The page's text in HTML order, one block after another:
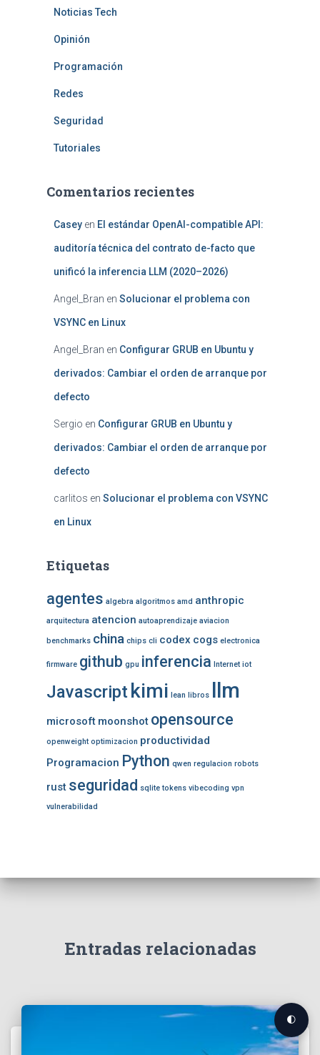
Noticias Tech
Opinión
Programación
Redes
Seguridad
Tutoriales
Comentarios recientes
Casey en El estándar OpenAI-compatible API:
auditoría técnica del contrato de-facto que
unificó la inferencia LLM (2020–2026)
Angel_Bran en Solucionar el problema con
VSYNC en Linux
Angel_Bran en Configurar GRUB en Ubuntu y
derivados: Cambiar el orden de arranque por
defecto
Sergio en Configurar GRUB en Ubuntu y
derivados: Cambiar el orden de arranque por
defecto
carlitos en Solucionar el problema con VSYNC
en Linux
Etiquetas
agentes algebra algoritmos amd anthropic
arquitectura atencion autoaprendizaje aviacion
benchmarks china chips cli codex cogs electronica
firmware github gpu inferencia Internet iot
Javascript kimi lean libros llm
microsoft moonshot opensource
openweight optimizacion productividad
Programacion Python qwen regulacion robots
rust seguridad sqlite tokens vibecoding vpn
vulnerabilidad
Entradas relacionadas
🌓